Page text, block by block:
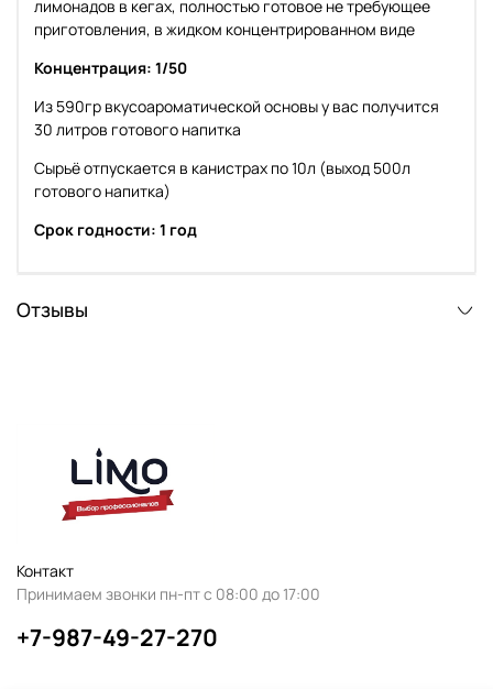
лимонадов в кегах, полностью готовое не требующее
приготовления, в жидком концентрированном виде
Концентрация: 1/50
Из 590гр вкусоароматической основы у вас получится
30 литров готового напитка
Сырьё отпускается в канистрах по 10л (выход 500л
готового напитка)
Срок годности: 1 год
Отзывы
Контакт
Принимаем звонки пн-пт с 08:00 до 17:00
+7-987-49-27-270